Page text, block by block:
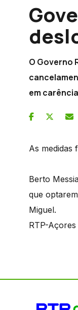
O Governo
em
As medidas
Berto
que
Miguel.
RTP-Açores